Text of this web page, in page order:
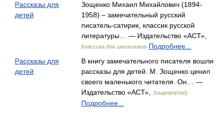
Рассказы для
детей
Зощенко Михаил Михайлович (1894-
1958) – замечательный русский
писатель-сатирик, классик русской
литературы… — Издательство «АСТ»,
Классика для школьников Подробнее...
Рассказы для
детей
В книгу замечательного писателя вошли
рассказы для детей. М. Зощенко ценил
своего маленького читателя. Он… —
Издательство «АСТ»,
Зощенко(под)
Подробнее...